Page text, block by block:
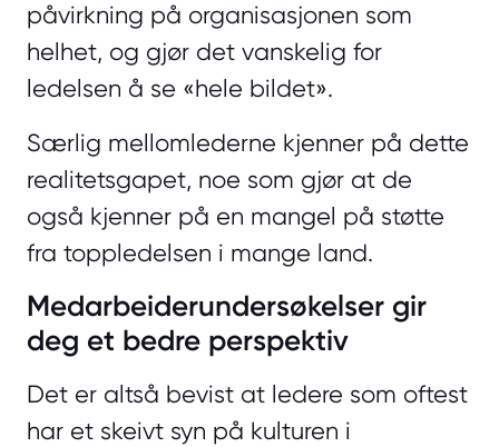
påvirkning på organisasjonen som
helhet, og gjør det vanskelig for
ledelsen å se «hele bildet».
Særlig mellomlederne kjenner på dette
realitetsgapet, noe som gjør at de
også kjenner på en mangel på støtte
fra toppledelsen i mange land.
Medarbeiderundersøkelser gir
deg et bedre perspektiv
Det er altså bevist at ledere som oftest
har et skeivt syn på kulturen i